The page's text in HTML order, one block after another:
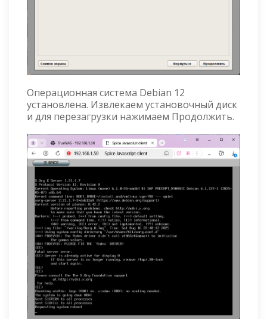
Операционная система Debian 12
установлена. Извлекаем установочный диск
и для перезагрузки нажимаем Продолжить.